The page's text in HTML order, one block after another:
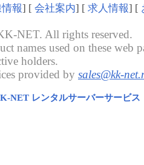
報] [ 会社案内] [ 求人情報] [
NET. All rights reserved.
names used on these web
holders.
provided by sales@kk-
NET レンタルサーバーサービス